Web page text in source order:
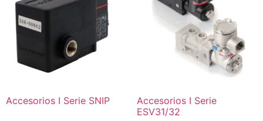
Accesorios I Serie SNIP
Accesorios I Serie
ESV31/32